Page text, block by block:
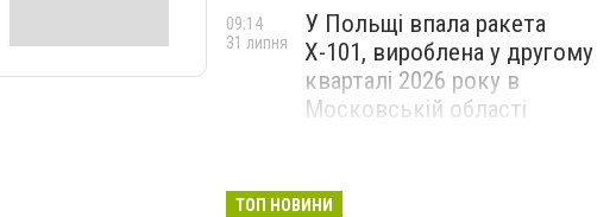
У Польщі впала ракета
Х-101, вироблена у другому
кварталі 2026 року в
Московській області
09:14
31 липня
ТОП НОВИНИ